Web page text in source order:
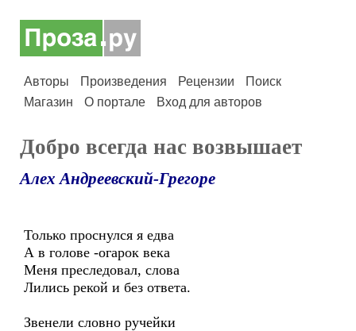
Авторы Произведения Рецензии
Поиск
Магазин
О портале Вход для авторов
Добро всегда нас возвышает
Алех Андреевский-Грегоре
Только проснулся я едва
А в голове -огарок века
Меня преследовал, слова
Лились рекой и без ответа.
Звенели словно ручейки